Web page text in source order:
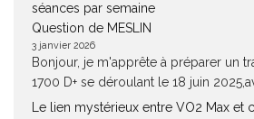
séances par semaine
Question de MESLIN
3 janvier 2026
Bonjour, je m'apprête à préparer un
1700 D+ se déroulant le 18 juin
Le lien mystérieux entre VO2 Max et